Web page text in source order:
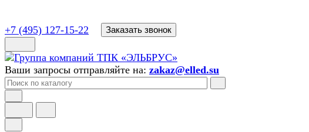
+7 (495) 127-15-22 Заказать звонок
Ваши запросы отправляйте на: zakaz@elled.su